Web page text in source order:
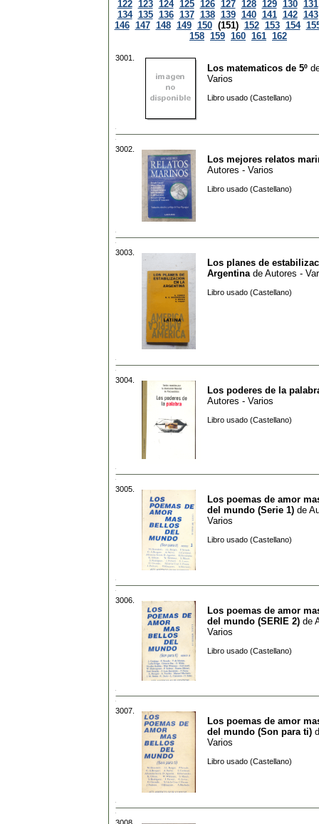
122 123 124 125 126 127 128 129 130 131
134 135 136 137 138 139 140 141 142 143
146 147 148 149 150 (151) 152 153 154
158 159 160 161 162
3001.
Los matematicos de 5º
Varios
Libro usado (Castellano)
3002.
Los mejores relatos
Autores - Varios
Libro usado (Castellano)
3003.
Los planes de
Argentina de Autores -
Libro usado (Castellano)
3004.
Los poderes de la
Autores - Varios
Libro usado (Castellano)
3005.
Los poemas de amor
del mundo (Serie 1) de
Varios
Libro usado (Castellano)
3006.
Los poemas de amor
del mundo (SERIE 2) de
Varios
Libro usado (Castellano)
3007.
Los poemas de amor
del mundo (Son para ti)
Varios
Libro usado (Castellano)